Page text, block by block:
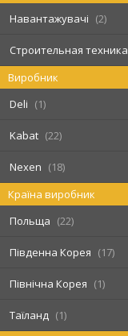
Навантажувачі
2
Строительная техника
Виробник
Deli
1
Kabat 22
Nexen
18
Країна виробник
Польща
22
Південна Корея 17
Північна Корея 1
Таїланд 1